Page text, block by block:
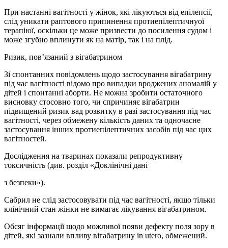
При настанні вагітності у жінок, які лікуються від епілепсії,
слід уникати раптового припинення протиепілептичнуої
терапіюї, оскільки це може призвести до посилення судом і
може згубно вплинути як на матір, так і на плід.
Ризик, пов’язаний з вігабатрином
Зі спонтанних повідомлень щодо застосування вігабатрину
під час вагітності відомо про випадки вроджених аномалій у
дітей і спонтанні аборти. Не можна зробити остаточного
висновку стосовно того, чи спричиняє вігабатрин
підвищений ризик вад розвитку в разі застосування під час
вагітності, через обмежену кількість даних та одночасне
застосування інших протиепілептичних засобів під час цих
вагітностей.
Дослідження на тваринах показали репродуктивну
токсичність (див. розділ «Доклінічні дані
з безпеки»).
Сабрил не слід застосовувати під час вагітності, якщо тільки
клінічний стан жінки не вимагає лікування вігабатрином.
Обсяг інформації щодо можливої появи дефекту поля зору в
дітей, які зазнали впливу вігабатрину in utero, обмежений.